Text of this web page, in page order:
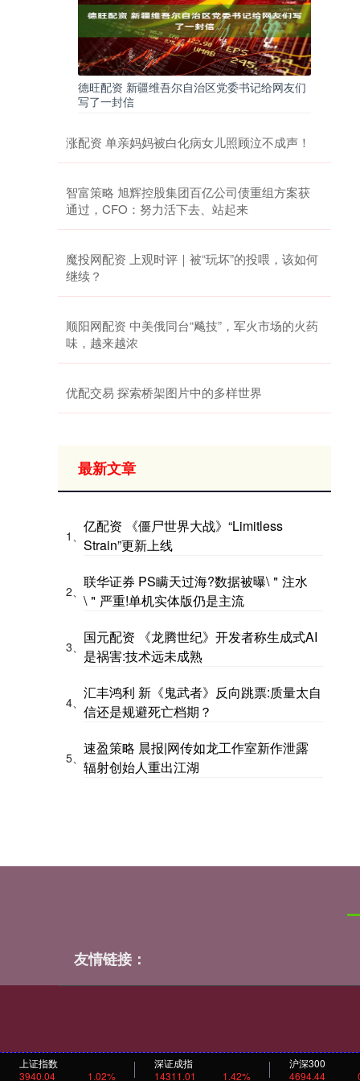
德旺配资 新疆维吾尔自治区党委书记给网友们
写了一封信
涨配资 单亲妈妈被白化病女儿照顾泣不成声！
智富策略 旭辉控股集团百亿公司债重组方案获
通过，CFO：努力活下去、站起来
魔投网配资 上观时评｜被“玩坏”的投喂，该如何
继续？
顺阳网配资 中美俄同台“飚技”，军火市场的火药
味，越来越浓
优配交易 探索桥架图片中的多样世界
最新文章
1、
亿配资 《僵尸世界大战》“Limitless
Strain”更新上线
2、
联华证券 PS瞒天过海?数据被曝\＂注水
\＂严重!单机实体版仍是主流
3、
国元配资 《龙腾世纪》开发者称生成式AI
是祸害:技术远未成熟
4、
汇丰鸿利 新《鬼武者》反向跳票:质量太自
信还是规避死亡档期？
5、
速盈策略 晨报|网传如龙工作室新作泄露
辐射创始人重出江湖
上证指数
3940.04
1.02%
深证成指
14311.01
1.42%
沪深300
4694.44
友情链接：